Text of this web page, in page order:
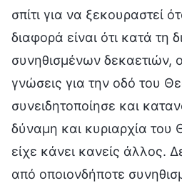
σπίτι για να ξεκουραστεί
διαφορά είναι ότι κατά τη
συνηθισμένων δεκαετιών, ο
γνώσεις για την οδό του
συνειδητοποίησε και
δύναμη και κυριαρχία
είχε κάνει κανείς άλλος.
από οποιονδήποτε